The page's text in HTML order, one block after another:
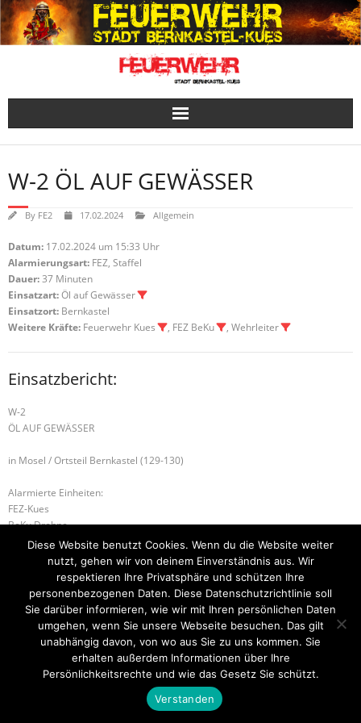
Skip
to
content
W-2 ÖL AUF GEWÄSSER
By FE2 17.02.2024 Allgemein
Datum: 17.02.2024 um 15:33 Uhr
Alarmierungsart: FEZ, Staffel
Dauer:37 Minuten
Einsatzart:Öl auf Gewässer
Einsatzort: Bernkastel
Weitere Kräfte: Feuerwehr Kues , FEZ BeKu , Wehrleiter
Einsatzbericht:
W-2
ÖL AUF GEWÄSSER
in Mosel / Ortsteil Bernkastel (129-130)
Alarmierte Einheiten:
FEZ-Kues
BeKu Drohne
B-2 BRANDMELDEANLAGE S-1 SONDERLAGE
Startseite Einsätze Mitglied werden Über uns
Bilder
Kontakt
Theme byThink Up Themes Ltd . Powered byWordPress
Diese Website benutzt Cookies. Wenn du die Website weiter
nutzt, gehen wir von deinem Einverständnis aus. Wir
respektieren Ihre Privatsphäre und schützen Ihre
personenbezogenen Daten. Diese Datenschutzrichtlinie soll
Sie darüber informieren, wie wir mit Ihren persönlichen Daten
umgehen, wenn Sie unsere Webseite besuchen. Das gilt
unabhängig davon, von wo aus Sie zu uns kommen. Sie
erhalten außerdem Informationen über Ihre
Persönlichkeitsrechte und wie das Gesetz Sie schützt.
Verstanden